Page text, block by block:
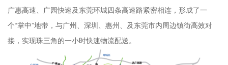
广惠高速、广园快速及东莞环城四条高速路紧密相连，形成了一
个“掌中”地带，与广州、深圳、惠州、及东莞市内周边镇街高效对
接，实现珠三角的一小时快速物流配送。